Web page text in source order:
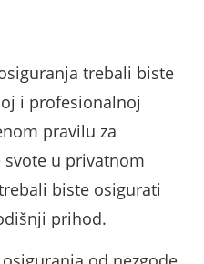
trebali biste
i profesionalnoj
pravilu za
svote u privatnom
biste osigurati
prihod.